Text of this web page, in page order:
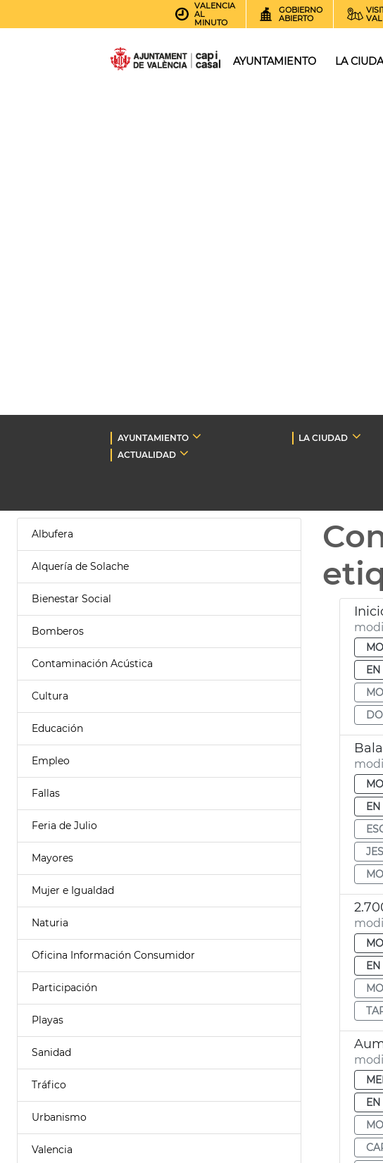
VALENCIA
AL
MINUTO
GOBIERNO
ABIERTO
AYUNTAMIENTO LA
AYUNTAMIENTO LA CIUDAD
ACTUALIDAD
Albufera
Alquería de Solache
Bienestar Social
Bomberos
Contaminación Acústica
Cultura
Educación
Empleo
Fallas
Feria de Julio
Mayores
Mujer e Igualdad
Naturia
Oficina Información Consumidor
Participación
Playas
Sanidad
Tráfico
Urbanismo
Valencia